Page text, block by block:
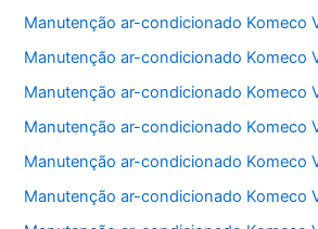
Manutenção ar-condicionado Komeco
Manutenção ar-condicionado Komeco
Manutenção ar-condicionado Komeco
Manutenção ar-condicionado Komeco
Manutenção ar-condicionado Komeco
Manutenção ar-condicionado Komeco